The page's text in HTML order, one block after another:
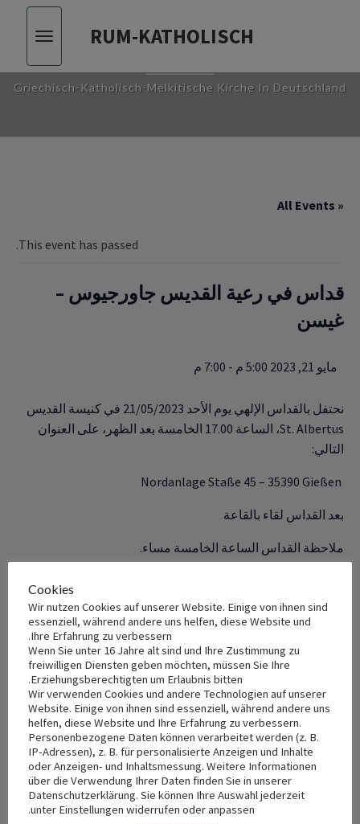
RUM-KATHOLISCH
Toggle
RUM-KATHOLISCH
Griechisch-Katholisch-Melkitische Kirche In Deutschland
« All Events
This event has passed.
قداس في رعية القديس جاورجيوس –
غيسن
مايو 21, 2023 5:00 م - 7:00 م
نحتفل بالقداس الإلهي يوم الأحد‎‏ 21/05/2023 في كنيسة القديس
‏St. Albertus، ‏الساعة ‏‏17.00 الخامسة بعد الظهر، ‏على ‏‏العنوان
التالي: ‏
Nordanlage Staße 45 – 35390 Gießen ‎
بعد القداس لقاء بالقاعة
ملاحظة القداس الساعة الخامسة مساء.
كنيسة الرّوم الملكيّين الكاثوليك – ألمانيا‎ ‎
+ Add to iCalendar
DETAILS
Date:
مايو 21, 2023
Time:
VENUE
St. Albertus
Nordanlage Staße 45 - 35390
Gießen ‎
35390 Gießen ‎
, 35390
Cookies
Wir nutzen Cookies auf unserer Website. Einige von ihnen sind
essenziell, während andere uns helfen, diese Website und
Ihre Erfahrung zu verbessern.
Wenn Sie unter 16 Jahre alt sind und Ihre Zustimmung zu
freiwilligen Diensten geben möchten, müssen Sie Ihre
Erziehungsberechtigten um Erlaubnis bitten.
Wir verwenden Cookies und andere Technologien auf unserer
Website. Einige von ihnen sind essenziell, während andere uns
helfen, diese Website und Ihre Erfahrung zu verbessern.
Personenbezogene Daten können verarbeitet werden (z. B.
IP-Adressen), z. B. für personalisierte Anzeigen und Inhalte
oder Anzeigen- und Inhaltsmessung. Weitere Informationen
über die Verwendung Ihrer Daten finden Sie in unserer
Datenschutzerklärung. Sie können Ihre Auswahl jederzeit
unter Einstellungen widerrufen oder anpassen.